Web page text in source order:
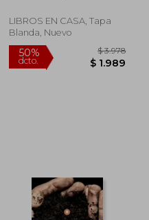
LIBROS EN CASA, Tapa
Blanda, Nuevo
50%
dcto.